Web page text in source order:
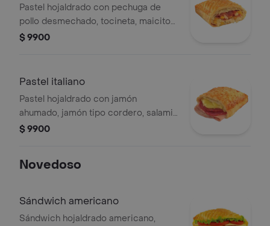
Pastel hojaldrado con pechuga de
pollo desmechado, tocineta, maicitos
y salsa bechamel.
$ 9900
Pastel italiano
Pastel hojaldrado con jamón
ahumado, jamón tipo cordero, salami
y queso mozzarella.
$ 9900
Novedoso
Sándwich americano
Sándwich hojaldrado americano,